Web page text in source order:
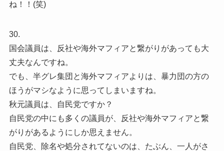
ね！！(笑)
30.
国会議員は、反社や海外マフィアと繋がりがあっても大
丈夫なんですね。
でも、半グレ集団と海外マフィアよりは、暴力団の方の
ほうがマシなように思ってしまいますね。
秋元議員は、自民党ですか？
自民党の中にも多くの議員が、反社や海外マフィアと繋
がりがあるようにしか思えません。
自民党、除名や処分されてないのは、たぶん、一人がさ